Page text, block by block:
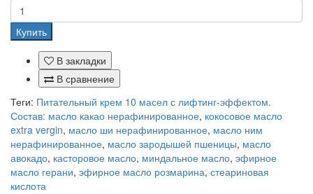
Купить
В закладки
В сравнение
Теги: Питательный крем 10 масел с лифтинг-эффектом.
Состав: масло какао нерафинированное, кокосовое масло
extra vergin, масло ши нерафинированное, масло ним
нерафинированное, масло зародышей пшеницы, масло
авокадо, касторовое масло, миндальное масло, эфирное
масло герани, эфирное масло розмарина, стеариновая
кислота